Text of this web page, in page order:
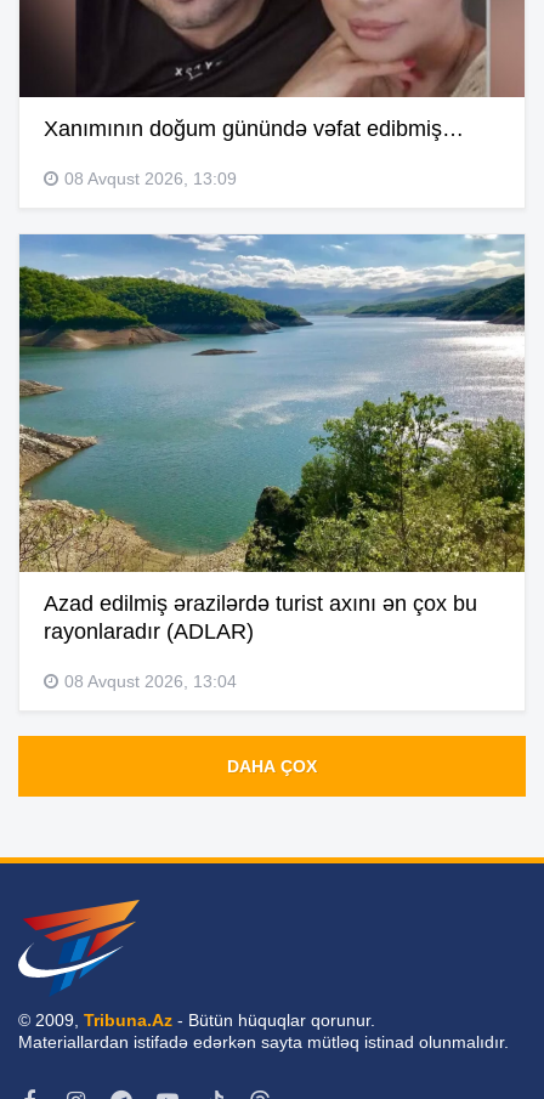
Xanımının doğum günündə vəfat edibmiş…
08 Avqust 2026, 13:09
Azad edilmiş ərazilərdə turist axını ən çox bu
rayonlaradır (ADLAR)
08 Avqust 2026, 13:04
DAHA ÇOX
© 2009, Tribuna.Az - Bütün hüquqlar qorunur.
Materiallardan istifadə edərkən sayta mütləq istinad olunmalıdır.